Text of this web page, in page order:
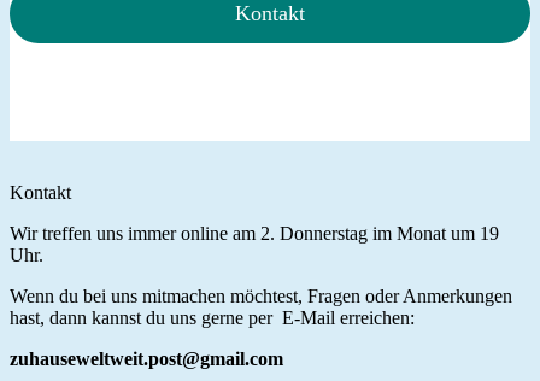
Kontakt
Kontakt
Wir treffen uns immer online am 2. Donnerstag im Monat um 19
Uhr.
Wenn du bei uns mitmachen möchtest, Fragen oder Anmerkungen
hast, dann kannst du uns gerne per E-Mail erreichen:
zuhauseweltweit.post@gmail.com